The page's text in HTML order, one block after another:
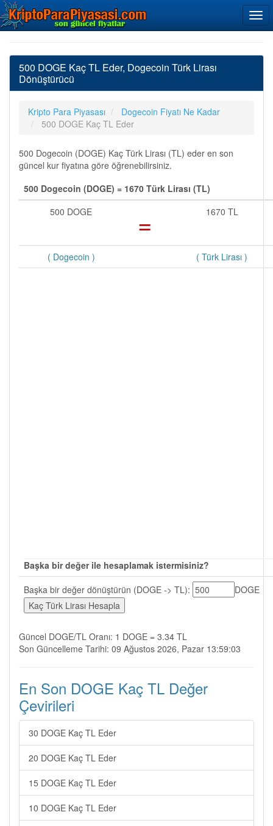
500 DOGE Kaç TL Eder, Dogecoin Türk Lirası
Dönüştürücü
Kripto Para Piyasası
Dogecoin Fiyatı Ne Kadar
500 DOGE Kaç TL Eder
500 Dogecoin (DOGE) Kaç Türk Lirası (TL) eder en son
güncel kur fiyatına göre öğrenebilirsiniz.
500 Dogecoin (DOGE) = 1670 Türk Lirası (TL)
500 DOGE
= 1670 TL
( Dogecoin ) ( Türk Lirası )
Başka bir değer ile hesaplamak istermisiniz?
Başka bir değer dönüştürün (DOGE -> TL):
DOGE
Güncel DOGE/TL Oranı: 1 DOGE = 3.34 TL
Son Güncelleme Tarihi: 09 Ağustos 2026, Pazar 13:59:03
En Son DOGE Kaç TL Değer
Çevirileri
30 DOGE Kaç TL Eder
20 DOGE Kaç TL Eder
15 DOGE Kaç TL Eder
10 DOGE Kaç TL Eder